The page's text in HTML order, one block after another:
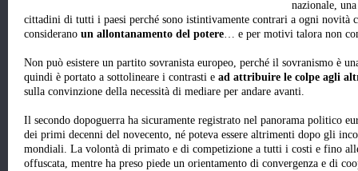
nazionale,
cittadini di tutti i paesi perché sono istintivamente contrari a ogni novità
considerano un allontanamento del potere… e per motivi talora non
Non può esistere un partito sovranista europeo, perché il sovranismo è
quindi è portato a sottolineare i contrasti e ad attribuire le colpe agli
sulla convinzione della necessità di mediare per andare avanti.
Il secondo dopoguerra ha sicuramente registrato nel panorama politico
dei primi decenni del novecento, né poteva essere altrimenti dopo gli
mondiali. La volontà di primato e di competizione a tutti i costi e fino
offuscata, mentre ha preso piede un orientamento di convergenza e di